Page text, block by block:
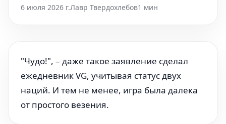
6 июля 2026 г.Лавр Твердохлебов1 мин
"Чудо!", – даже такое заявление сделал
ежедневник VG, учитывая статус двух
наций. И тем не менее, игра была далека
от простого везения.